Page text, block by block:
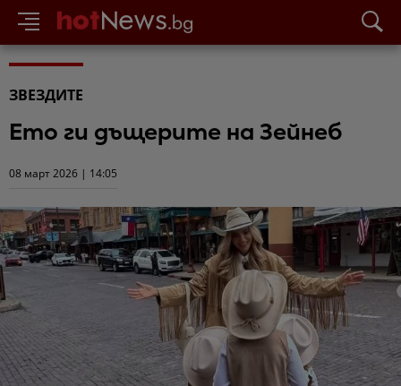
ЗВЕЗДИТЕ
Ето ги дъщерите на Зейнеб
08 март 2026 | 14:05